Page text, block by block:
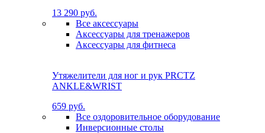
13 290 руб.
Все аксессуары
Аксессуары для тренажеров
Аксессуары для фитнеса
Утяжелители для ног и рук PRCTZ
ANKLE&WRIST
659 руб.
Все оздоровительное оборудование
Инверсионные столы